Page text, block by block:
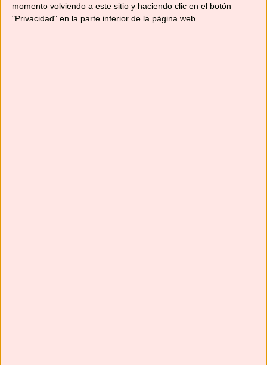
momento volviendo a este sitio y haciendo clic en el botón
"Privacidad" en la parte inferior de la página web.
Categorías